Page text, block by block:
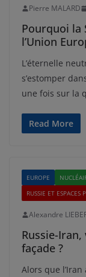
Pierre MALARD
Pourquoi la
l’Union
L’éternelle
s’estomper
une fois sur la
Read More
EUROPE
RUSSIE ET ESPACES
Alexandre
Russie-
façade ?
Alors que